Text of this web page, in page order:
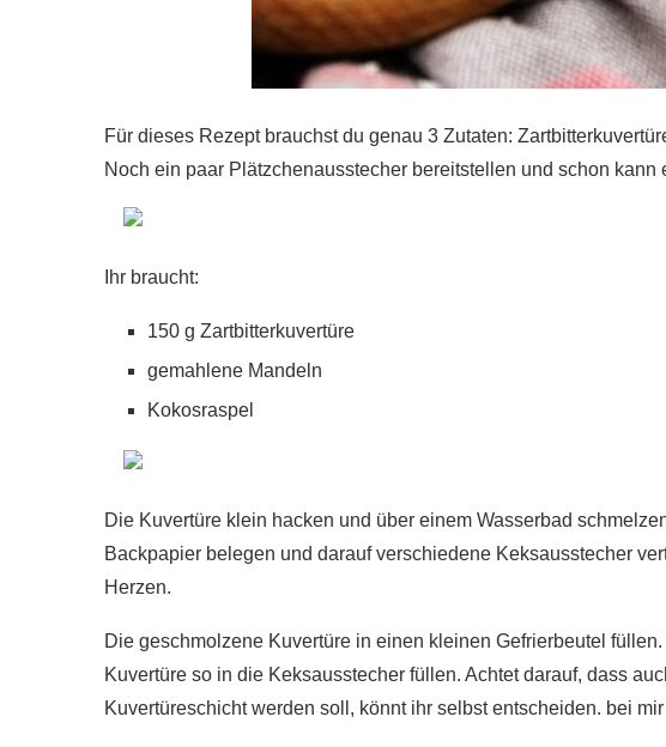
Für dieses Rezept brauchst du genau 3 Zutaten:
Noch ein paar Plätzchenausstecher bereitstellen und schon kann
Ihr braucht:
150 g Zartbitterkuvertüre
gemahlene Mandeln
Kokosraspel
Die Kuvertüre klein hacken und über einem Wasserbad
Backpapier belegen und darauf verschiedene Keksausstecher
Herzen.
Die geschmolzene Kuvertüre in einen kleinen Gefrierbeutel
Kuvertüre so in die Keksausstecher füllen. Achtet darauf, dass
Kuvertüreschicht werden soll, könnt ihr selbst entscheiden. bei